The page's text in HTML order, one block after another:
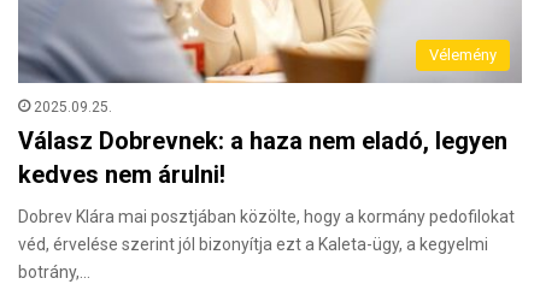
Vélemény
2025.09.25.
Válasz Dobrevnek: a haza nem eladó, legyen
kedves nem árulni!
Dobrev Klára mai posztjában közölte, hogy a kormány pedofilokat
véd, érvelése szerint jól bizonyítja ezt a Kaleta-ügy, a kegyelmi
botrány,…